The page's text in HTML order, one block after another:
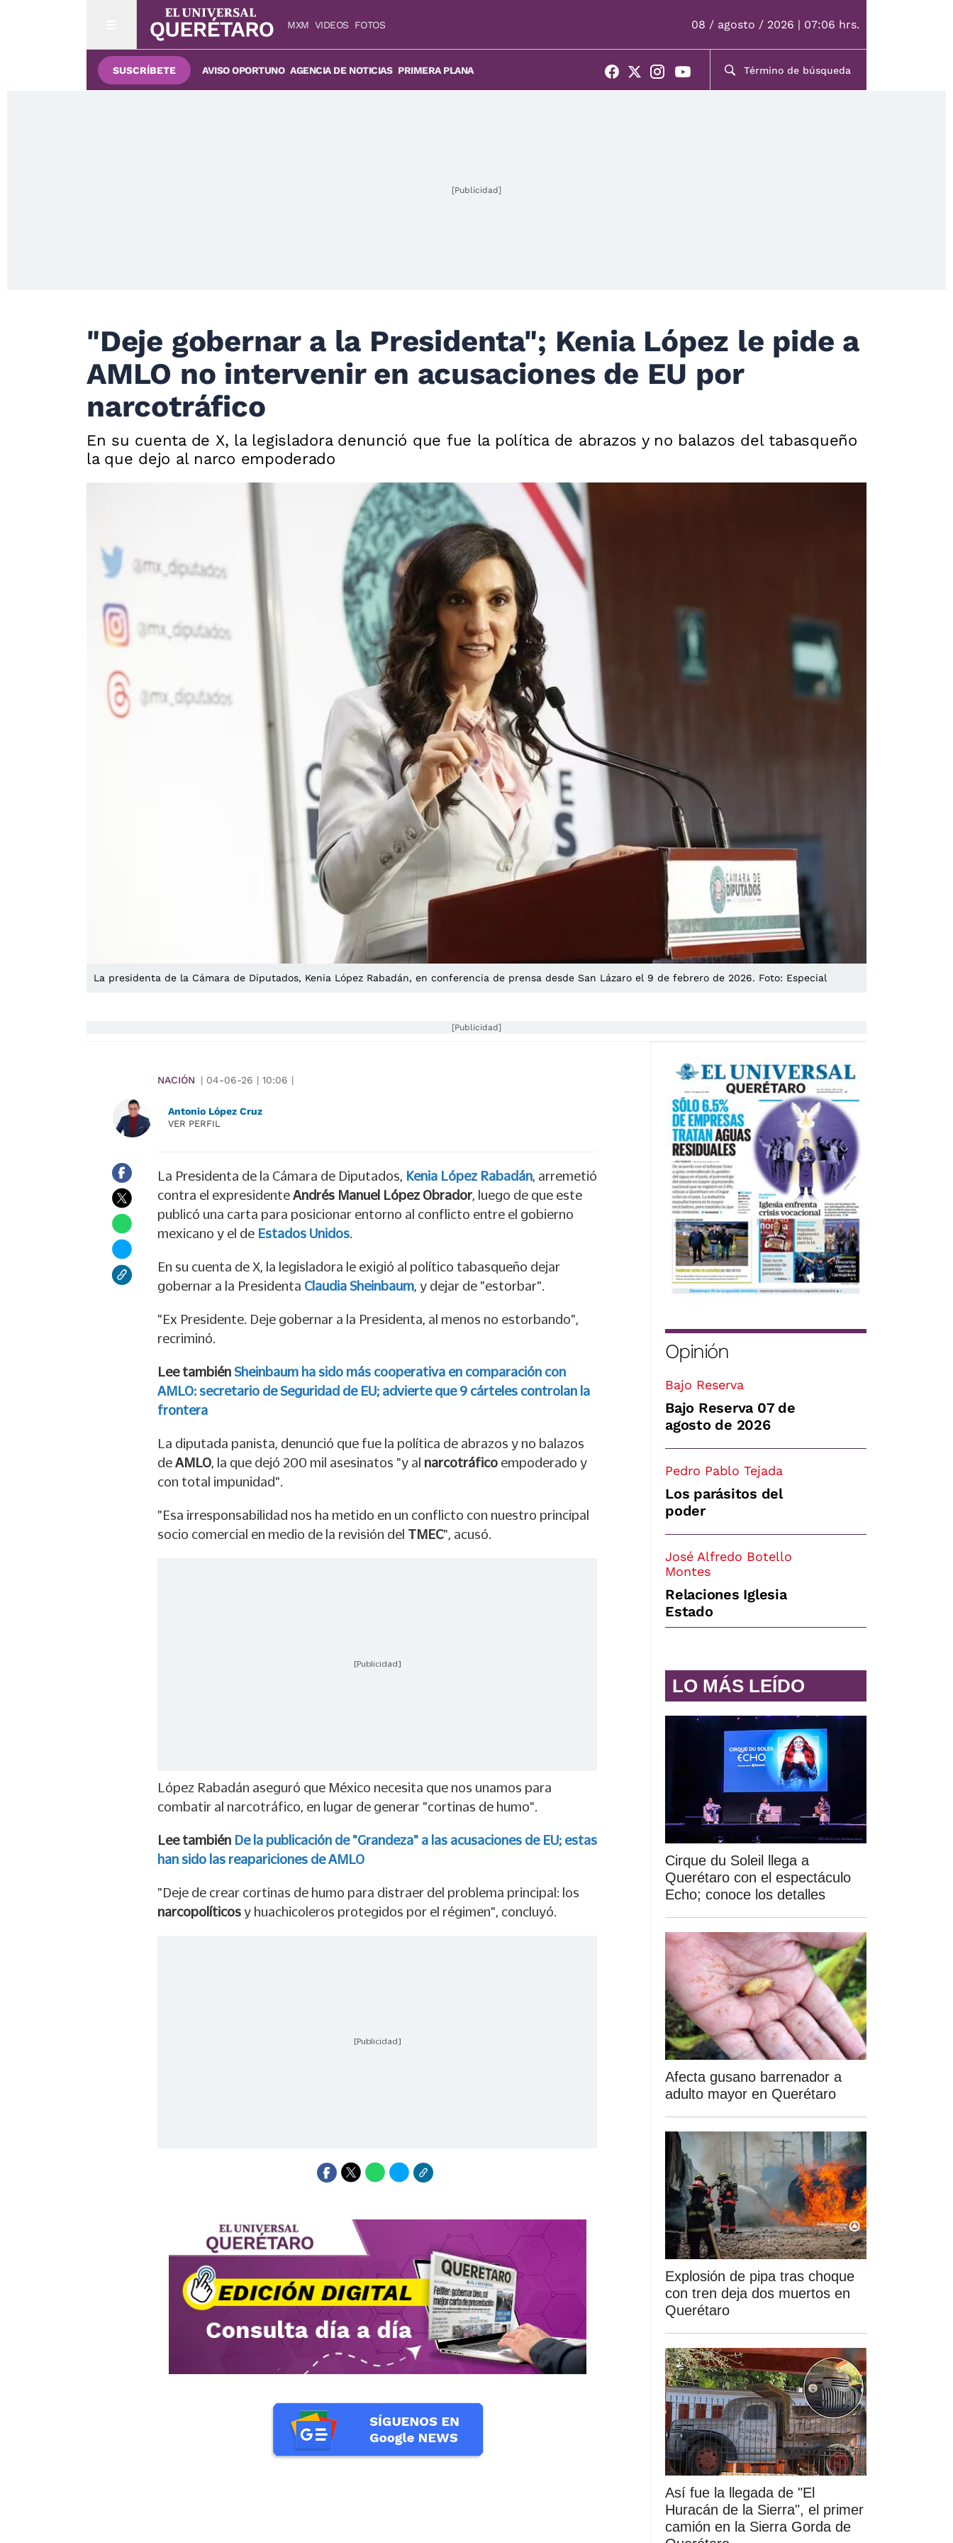
MXM VIDEOS FOTOS 08 / agosto / 2026 | 07:06 hrs.
SUSCRÍBETE AVISO OPORTUNO AGENCIA DE NOTICIAS PRIMERA PLANA
[Publicidad]
"Deje gobernar a la Presidenta"; Kenia López le pide a
AMLO no intervenir en acusaciones de EU por
narcotráfico
En su cuenta de X, la legisladora denunció que fue la política de abrazos y no balazos del tabasqueño
la que dejo al narco empoderado
La presidenta de la Cámara de Diputados, Kenia López Rabadán, en conferencia de prensa desde San Lázaro el 9 de febrero de 2026. Foto: Especial
[Publicidad]
NACIÓN | 04-06-26 | 10:06 |
Antonio López Cruz
VER PERFIL
La Presidenta de la Cámara de Diputados, Kenia López Rabadán , arremetió
contra el expresidente Andrés Manuel López Obrador , luego de que este
publicó una carta para posicionar entorno al conflicto entre el gobierno
mexicano y el de Estados Unidos
En su cuenta de X, la legisladora le exigió al político tabasqueño dejar
gobernar a la Presidenta Claudia Sheinbaum , y dejar de "estorbar".
"Ex Presidente. Deje gobernar a la Presidenta, al menos no estorbando",
recriminó.
Lee también Sheinbaum ha sido más cooperativa en comparación con
AMLO: secretario de Seguridad de EU; advierte que 9 cárteles controlan la
frontera
La diputada panista, denunció que fue la política de abrazos y no balazos
de AMLO , la que dejó 200 mil asesinatos "y al narcotráfico empoderado y
con total impunidad".
"Esa irresponsabilidad nos ha metido en un conflicto con nuestro principal
socio comercial en medio de la revisión del TMEC", acusó.
[Publicidad]
López Rabadán aseguró que México necesita que nos unamos para
combatir al narcotráfico, en lugar de generar "cortinas de humo".
Lee también De la publicación de "Grandeza" a las acusaciones de EU; estas
han sido las reapariciones de AMLO
"Deje de crear cortinas de humo para distraer del problema principal: los
narcopolíticos y huachicoleros protegidos por el régimen", concluyó.
[Publicidad]
Opinión
Bajo Reserva
Bajo Reserva 07 de
agosto de 2026
Pedro Pablo Tejada
Los parásitos del
poder
José Alfredo Botello
Montes
Relaciones Iglesia
Estado
LO MÁS LEÍDO
Cirque du Soleil llega a
Querétaro con el espectáculo
Echo; conoce los detalles
Afecta gusano barrenador a
adulto mayor en Querétaro
Explosión de pipa tras choque
con tren deja dos muertos en
Querétaro
Así fue la llegada de "El
Huracán de la Sierra", el primer
camión en la Sierra Gorda de